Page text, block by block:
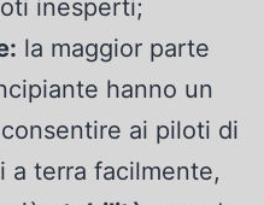
inesperti;
la maggior parte
hanno un
ai piloti di
a terra facilmente,